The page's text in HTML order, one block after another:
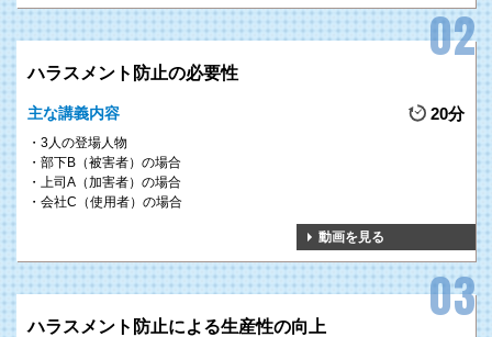
過去の裁判例などを紐解きながら、詳しく解説を行います。
具体的な“行動”を提示
ハラスメント対策と一口に言っても、求められる役割は職責により異
なります。
初級～中級管理者の場合は
「予防のための体制づくり」
この研修では、職責ごとに求められるハラスメント対策の中身と、そ
ハラスメント防止の必要性
主な講義内容 20分
3人の登場人物
部下B（被害者）の場合
上司A（加害者）の場合
会社C（使用者）の場合
動画を見る
ハラスメント防止による生産性の向上